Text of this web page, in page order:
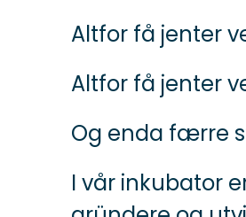
Altfor få jenter
Altfor få jenter
Og enda færre
I vår inkubator